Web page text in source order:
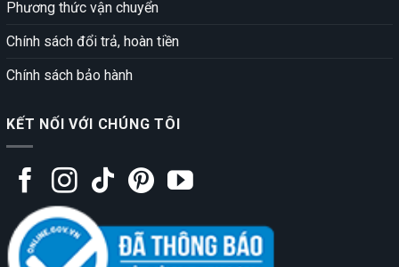
Phương thức vận chuyển
Chính sách đổi trả, hoàn tiền
Chính sách bảo hành
KẾT NỐI VỚI CHÚNG TÔI